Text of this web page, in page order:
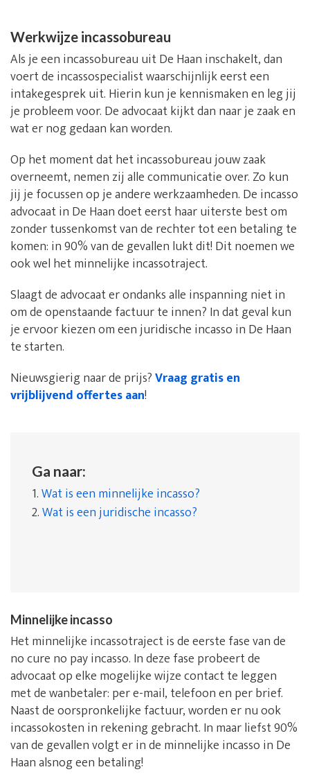
Werkwijze incassobureau
Als je een incassobureau uit De Haan inschakelt, dan
voert de incassospecialist waarschijnlijk eerst een
intakegesprek uit. Hierin kun je kennismaken en leg jij
je probleem voor. De advocaat kijkt dan naar je zaak en
wat er nog gedaan kan worden.
Op het moment dat het incassobureau jouw zaak
overneemt, nemen zij alle communicatie over. Zo kun
jij je focussen op je andere werkzaamheden. De incasso
advocaat in De Haan doet eerst haar uiterste best om
zonder tussenkomst van de rechter tot een betaling te
komen: in 90% van de gevallen lukt dit! Dit noemen we
ook wel het minnelijke incassotraject.
Slaagt de advocaat er ondanks alle inspanning niet in
om de openstaande factuur te innen? In dat geval kun
je ervoor kiezen om een juridische incasso in De Haan
te starten.
Nieuwsgierig naar de prijs?Vraag gratis en
vrijblijvend offertes aan!
Ga naar:
1.Wat is een minnelijke incasso?
2.Wat is een juridische incasso?
Minnelijke incasso
Het minnelijke incassotraject is de eerste fase van de
no cure no pay incasso. In deze fase probeert de
advocaat op elke mogelijke wijze contact te leggen
met de wanbetaler: per e-mail, telefoon en per brief.
Naast de oorspronkelijke factuur, worden er nu ook
incassokosten in rekening gebracht. In maar liefst 90%
van de gevallen volgt er in de minnelijke incasso in De
Haan alsnog een betaling!